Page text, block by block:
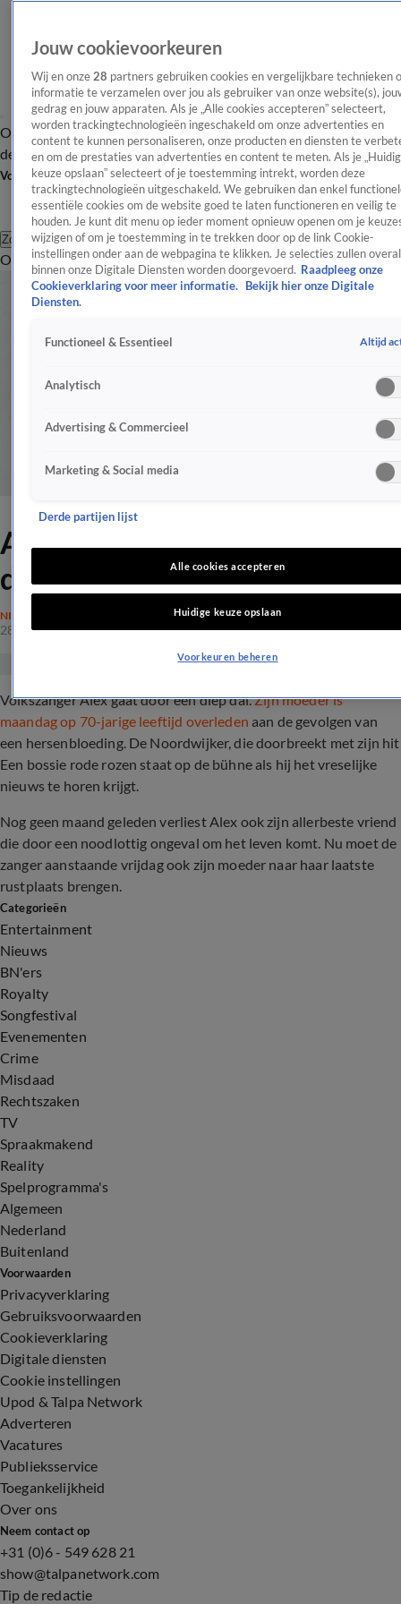
OverzichtAfleveringen Entertainment TV Algemeen
Tip
de redactieNieuwsbrief
Volg Shownieuws
Zoeken
OverzichtEntertainmentSpraakmakendRealityCrimeVideo's
Alex Wielders gaat door diep
dal
NIEUWS
28 feb 2017, 20:40
Volkszanger Alex gaat door een diep dal.Zijn moeder is
maandag op 70-jarige leeftijd overleden aan de gevolgen van
een hersenbloeding. De Noordwijker, die doorbreekt met zijn hit
Een bossie rode rozen staat op de bühne als hij het vreselijke
nieuws te horen krijgt.
Nog geen maand geleden verliest Alex ook zijn allerbeste vriend
die door een noodlottig ongeval om het leven komt. Nu moet de
zanger aanstaande vrijdag ook zijn moeder naar haar laatste
rustplaats brengen.
Categorieën
Entertainment
Nieuws
BN'ers
Royalty
Songfestival
Evenementen
Crime
Misdaad
Rechtszaken
TV
Spraakmakend
Reality
Spelprogramma's
Algemeen
Nederland
Buitenland
Voorwaarden
Privacyverklaring
Gebruiksvoorwaarden
Cookieverklaring
Digitale diensten
Cookie instellingen
Upod & Talpa Network
Adverteren
Vacatures
Publieksservice
Toegankelijkheid
Over ons
Neem contact op
+31 (0)6 - 549 628 21
show@talpanetwork.com
Tip de redactie
Jouw cookievoorkeuren
Wij en onze 28 partners gebruiken cookies en vergelijkbare technieken
informatie te verzamelen over jou als gebruiker van onze website(s),
gedrag en jouw apparaten. Als je „Alle cookies accepteren” selecteert,
worden trackingtechnologieën ingeschakeld om onze advertenties en
content te kunnen personaliseren, onze producten en diensten te
en om de prestaties van advertenties en content te meten. Als je
keuze opslaan” selecteert of je toestemming intrekt, worden deze
trackingtechnologieën uitgeschakeld. We gebruiken dan enkel
essentiële cookies om de website goed te laten functioneren en veilig te
houden. Je kunt dit menu op ieder moment opnieuw openen om je
wijzigen of om je toestemming in te trekken door op de link Cookie-
instellingen onder aan de webpagina te klikken. Je selecties zullen overal
binnen onze Digitale Diensten worden doorgevoerd. Raadpleeg onze
Cookieverklaring voor meer informatie.
Bekijk hier onze Digitale
Diensten.
Functioneel & Essentieel Altijd
Analytisch
Advertising & Commercieel
Marketing & Social media
Derde partijen lijst
Alle cookies accepteren
Huidige keuze opslaan
Voorkeuren beheren